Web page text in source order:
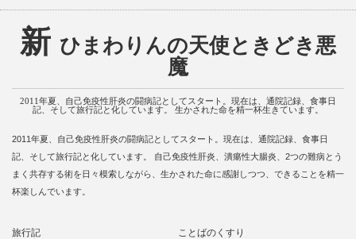
新 ひまわりんの天使ときどき悪
魔
2011年夏、自己免疫性肝炎の闘病記としてスタート。現在は、通院記録、食事日
記、そして旅行記と化しています。 生かされた命を精一杯生きています。
2011年夏、自己免疫性肝炎の闘病記としてスタート。現在は、通院記録、食事日
記、そして旅行記と化しています。 自己免疫性肝炎、潰瘍性大腸炎、2つの難病とう
まく共存する術を日々模索しながら、生かされた命に感謝しつつ、できることを精一
杯楽しんでいます。
旅行記
ことばのくすり